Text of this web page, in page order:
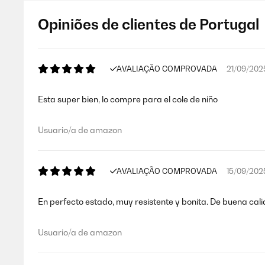
Opiniões de clientes de Portugal
AVALIAÇÃO COMPROVADA 21/09/
Esta super bien, lo compre para el cole de niño
Usuario/a de amazon
AVALIAÇÃO COMPROVADA 15/09/
En perfecto estado, muy resistente y bonita. De buena
Usuario/a de amazon